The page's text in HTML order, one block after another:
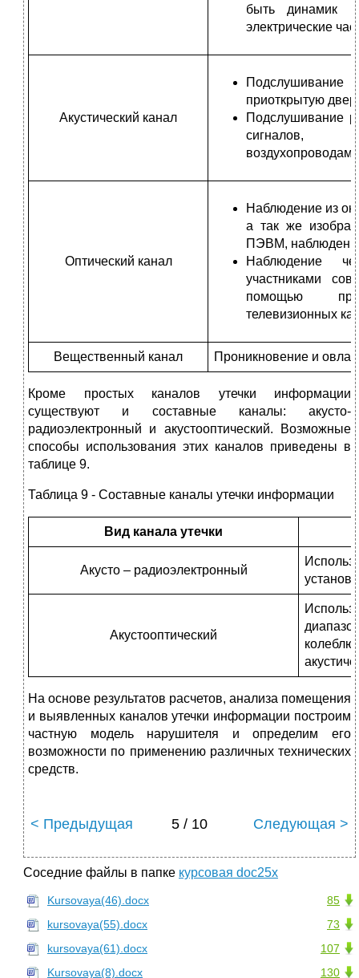
быть динамик
электрические
Акустический канал
приоткрытую
Подслушивание
сигналов,
воздухопроводам.
Оптический канал
Наблюдение из
а так же
ПЭВМ,
Наблюдение
участниками
помощью
телевизионных
Вещественный канал Проникновение и
Кроме простых каналов утечки информации
существуют и составные каналы: акусто-
радиоэлектронный и акустооптический. Возможные
способы использования этих каналов приведены в
таблице 9.
Таблица 9 - Составные каналы утечки информации
Вид канала утечки
Акусто – радиоэлектронный
Акустооптический
На основе результатов расчетов, анализа помещения
и выявленных каналов утечки информации построим
частную модель нарушителя и определим его
возможности по применению различных технических
средств.
< Предыдущая 5 / 10 Следующая >
Соседние файлы в папке курсовая doc25x
85
Kursovaya(46).docx
73
kursovaya(55).docx
107
kursovaya(61).docx
130
Kursovaya(8).docx